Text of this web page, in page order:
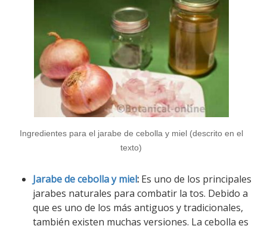
Ingredientes para el jarabe de cebolla y miel (descrito en el
texto)
Jarabe de cebolla y miel: Es uno de los principales
jarabes naturales para combatir la tos. Debido a
que es uno de los más antiguos y tradicionales,
también existen muchas versiones. La cebolla es